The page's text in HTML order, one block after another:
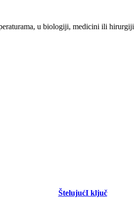
u biologiji, medicini ili hirurgiji
ŠtelujućI ključ